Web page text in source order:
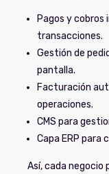
Pagos y cobros
transacciones.
Gestión de
pantalla.
Facturación
operaciones.
CMS para
Capa ERP para
Así, cada negocio